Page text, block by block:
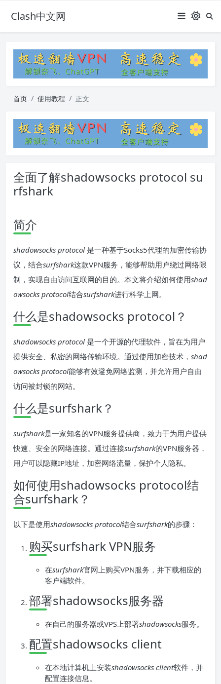
Clash中文网
首页 使用教程 正文
全面了解shadowsocks protocol su
rfshark
简介
shadowsocks protocol 是一种基于Socks5代理的加密传输协
议，结合surfshark这款VPN服务，能够帮助用户绕过网络限
制，实现自由访问互联网的目的。本文将介绍如何使用shad
owsocks protocol结合surfshark进行科学上网。
什么是shadowsocks protocol？
shadowsocks protocol 是一个开源的代理软件，旨在为用户
提供安全、私密的网络传输环境。通过使用加密技术， shad
owsocks protocol能够有效避免网络监测，并允许用户自由
访问被封锁的网站。
什么是surfshark？
surfshark是一家知名的VPN服务提供商，致力于为用户提供
快速、安全的网络连接。通过连接surfshark的VPN服务器，
用户可以隐藏IP地址，加密网络流量，保护个人隐私。
如何使用shadowsocks protocol结
合surfshark？
以下是使用shadowsocks protocol结合surfshark的步骤：
购买surfshark VPN服务
在surfshark官网上购买VPN服务，并下载相应的
客户端软件。
部署shadowsocks服务器
在自己的服务器或VPS上部署shadowsocks服务。
配置shadowsocks client
在本地计算机上安装shadowsocks client软件，并
配置连接信息。